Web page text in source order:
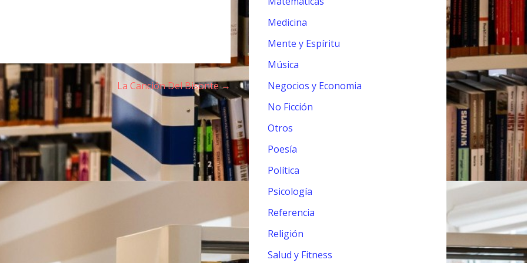
La Canción Del Bisonte →
Medicina
Mente y Espíritu
Música
Negocios y Economia
No Ficción
Otros
Poesía
Política
Psicología
Referencia
Religión
Salud y Fitness